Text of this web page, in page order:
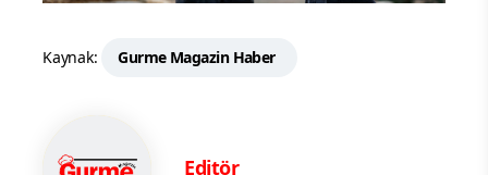
Kaynak: Gurme Magazin Haber
Editör